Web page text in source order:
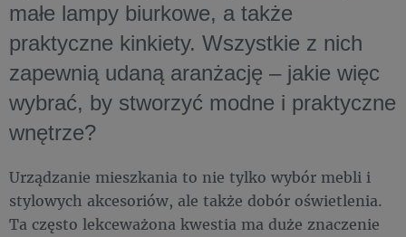
małe lampy biurkowe, a także
praktyczne kinkiety. Wszystkie z nich
zapewnią udaną aranżację – jakie więc
wybrać, by stworzyć modne i praktyczne
wnętrze?
Urządzanie mieszkania to nie tylko wybór mebli i
stylowych akcesoriów, ale także dobór oświetlenia.
Ta często lekceważona kwestia ma duże znaczenie